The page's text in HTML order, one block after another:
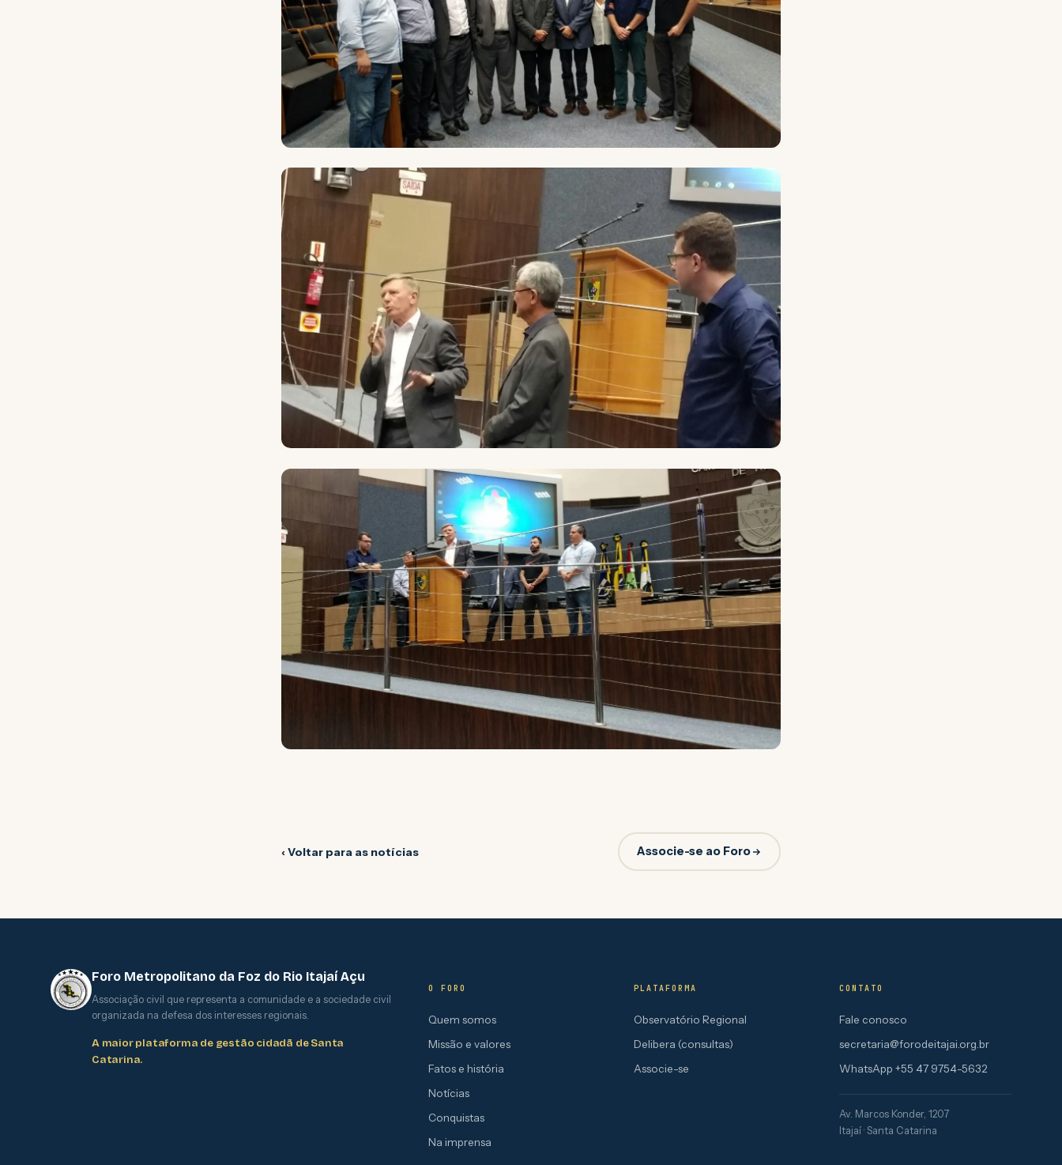
‹ Voltar para as notícias Associe-se ao Foro
Foro Metropolitano da Foz do Rio Itajaí Açu
Associação civil que representa a comunidade e a sociedade civil
organizada na defesa dos interesses regionais.
A maior plataforma de gestão cidadã de Santa
Catarina.
O FORO
Quem somos
Missão e valores
Fatos e história
Notícias
Conquistas
Na imprensa
PLATAFORMA
Observatório Regional
Delibera (consultas)
Associe-se
CONTATO
Fale conosco
secretaria@forodeitajai.org.br
WhatsApp +55 47 9754-5632
Av. Marcos Konder, 1207
Itajaí · Santa Catarina